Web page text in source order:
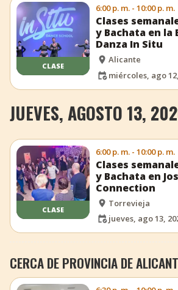
CLASE
6:00 p. m. - 10:00 p. m.
Clases
y Bachata en la
Danza In Situ
Alicante
miércoles, ago
JUEVES, AGOSTO 13,
CLASE
6:00 p. m. - 10:00 p. m.
Clases
y Bachata en
Connection
Torrevieja
jueves, ago 13,
CERCA DE PROVINCIA DE